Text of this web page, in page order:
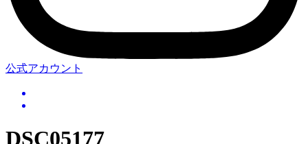
公式アカウント
DSC05177